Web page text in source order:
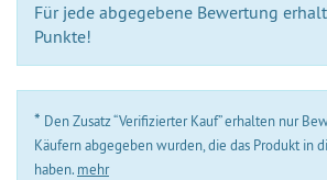
Für jede abgegebene Bewertung
Punkte!
* Den Zusatz “Verifizierter Kauf” erhalten nur
Käufern abgegeben wurden, die das Produkt in
haben. mehr